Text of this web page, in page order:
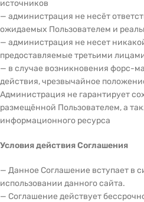
источников
— администрация не несёт
ожидаемых Пользователем и
— администрация не несет
предоставляемые третьими
— в случае возникновения форс-
действия, чрезвычайное
Администрация не гарантирует
размещённой Пользователем, а
информационного ресурса
Условия действия Соглашения
— Данное Соглашение вступает в
использовании данного сайта.
— Соглашение действует